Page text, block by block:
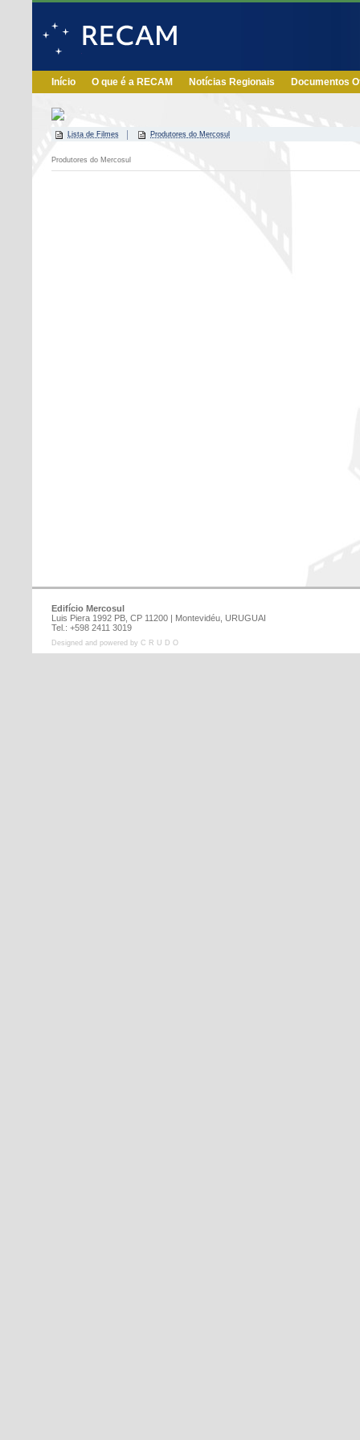
Início O que é a RECAM Notícias Regionais Documentos
Lista de Filmes Produtores do Mercosul
Produtores do Mercosul
Edifício Mercosul
Luis Piera 1992 PB, CP 11200 | Montevidéu, URUGUAI
Tel.: +598 2411 3019
Designed and powered by C R U D O